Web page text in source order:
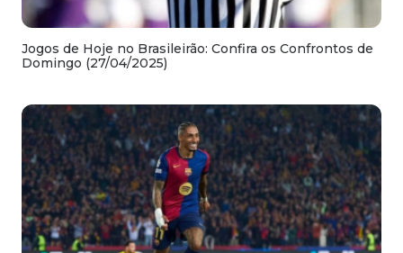
Jogos de Hoje no Brasileirão: Confira os Confrontos de
Domingo (27/04/2025)